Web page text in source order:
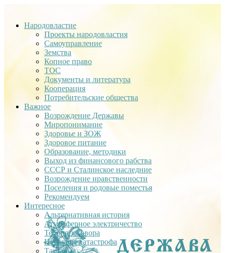
Народовластие
Проекты народовластия
Самоуправление
Земства
Копное право
ТОС
Документы и литература
Кооперация
Потребительские общества
Важное
Возрождение Державы
Миропонимание
Здоровье и ЗОЖ
Здоровое питание
Образование, методики
Выход из финансового рабства
СССР и Сталинское наследние
Возрождение нравственности
Поселения и родовые поместья
Рекомендуем
Интересное
Альтернативная история
Атмосферное электричество
Теория заговора
Недавняя катастрофа
Тартария